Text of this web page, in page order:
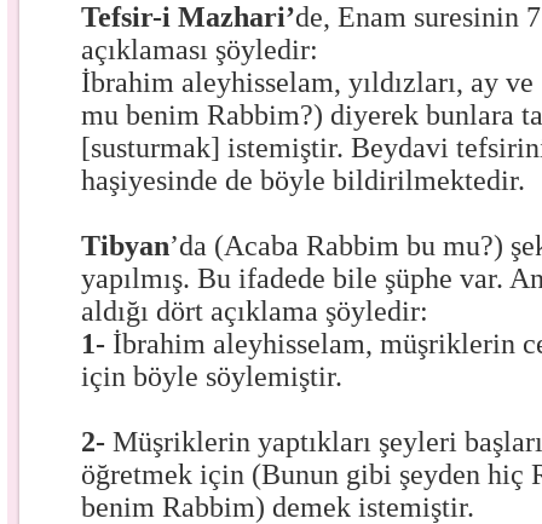
Tefsir-i Mazhari’de, Enam suresinin
açıklaması şöyledir:
İbrahim aleyhisselam, yıldızları, ay
mu benim Rabbim?) diyerek bunlara
[susturmak] istemiştir. Beydavi
haşiyesinde de böyle bildirilmektedir.
Tibyan’da (Acaba Rabbim bu mu?)
yapılmış. Bu ifadede bile şüphe var.
aldığı dört açıklama şöyledir:
1- İbrahim aleyhisselam, müşriklerin
için böyle söylemiştir.
2- Müşriklerin yaptıkları şeyleri
öğretmek için (Bunun gibi şeyden hiç
benim Rabbim) demek istemiştir.